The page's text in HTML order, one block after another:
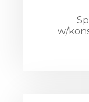
w/